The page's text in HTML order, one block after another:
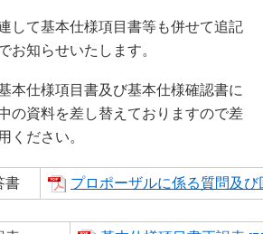
して基本仕様項目書等も併せて追記
お知らせいたします。
本仕様項目書及び基本仕様確認書に
の資料を差し替えておりますので差
ください。
書 プロポーザルに係る質問及び